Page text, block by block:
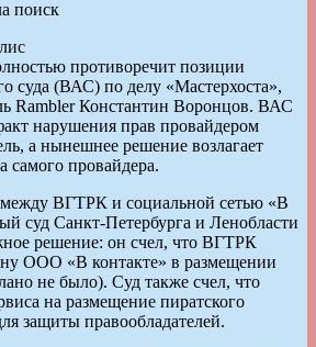
противоречит позиции
суда (ВАС) по делу «Мастерхоста»,
Rambler Константин Воронцов. ВАС
нарушения прав провайдером
а нынешнее решение возлагает
самого провайдера.
ВГТРК и социальной сетью «В
суд Санкт-Петербурга и Ленобласти
решение: он счел, что ВГТРК
ООО «В контакте» в размещении
не было). Суд также счел, что
на размещение пиратского
защиты правообладателей.